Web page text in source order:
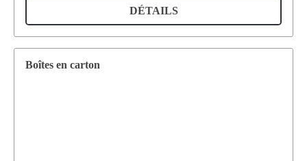
DÉTAILS
Boîtes en carton